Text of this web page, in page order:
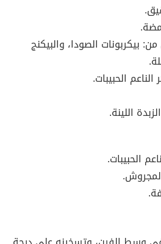
بيكربونات الصودا، والبيكنج
الحبيبات.
اللينة.
الحبيبات.